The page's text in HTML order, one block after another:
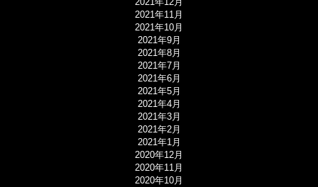
2021年11月
2021年10月
2021年9月
2021年8月
2021年7月
2021年6月
2021年5月
2021年4月
2021年3月
2021年2月
2021年1月
2020年12月
2020年11月
2020年10月